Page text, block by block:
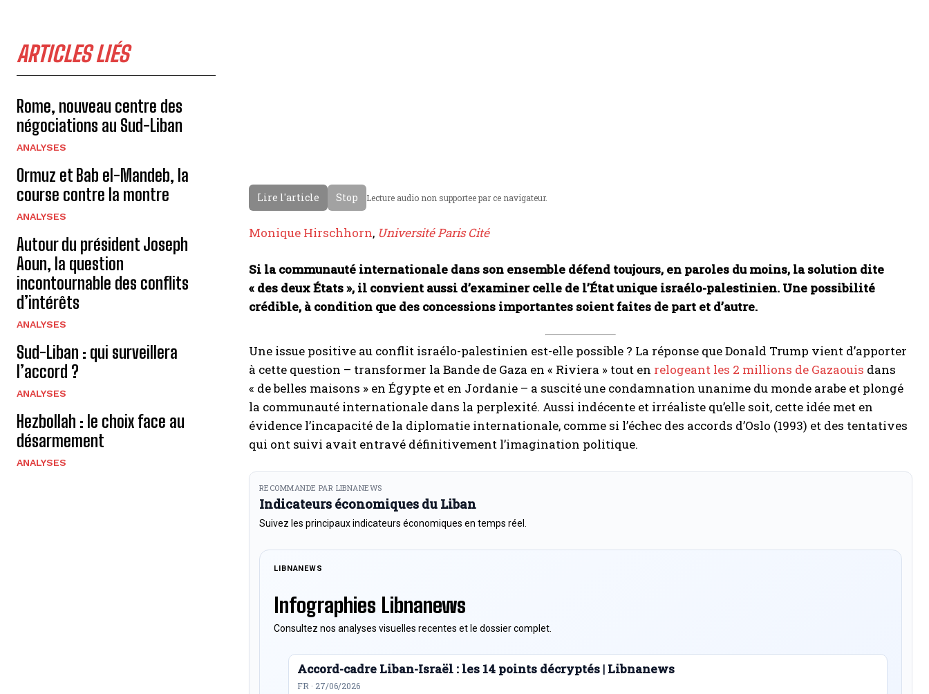
ARTICLES LIÉS
Rome, nouveau centre des
négociations au Sud-Liban
ANALYSES
Ormuz et Bab el-Mandeb, la
course contre la montre
ANALYSES
Autour du président Joseph
Aoun, la question
incontournable des conflits
d’intérêts
ANALYSES
Sud-Liban : qui surveillera
l’accord ?
ANALYSES
Hezbollah : le choix face au
désarmement
ANALYSES
Lire l'article Stop Lecture audio non supportee par ce navigateur.
Monique Hirschhorn, Université Paris Cité
Si la communauté internationale dans son ensemble défend toujours, en paroles du moins, la solution dite
« des deux États », il convient aussi d’examiner celle de l’État unique israélo-palestinien. Une possibilité
crédible, à condition que des concessions importantes soient faites de part et d’autre.
Une issue positive au conflit israélo-palestinien est-elle possible ? La réponse que Donald Trump vient d’apporter
à cette question – transformer la Bande de Gaza en « Riviera » tout en relogeant les 2 millions de Gazaouis dans
« de belles maisons » en Égypte et en Jordanie – a suscité une condamnation unanime du monde arabe et plongé
la communauté internationale dans la perplexité. Aussi indécente et irréaliste qu’elle soit, cette idée met en
évidence l’incapacité de la diplomatie internationale, comme si l’échec des accords d’Oslo (1993) et des tentatives
qui ont suivi avait entravé définitivement l’imagination politique.
RECOMMANDE PAR LIBNANEWS
Indicateurs économiques du Liban
Suivez les principaux indicateurs économiques en temps réel.
LIBNANEWS
Infographies Libnanews
Consultez nos analyses visuelles recentes et le dossier complet.
Accord-cadre Liban-Israël : les 14 points décryptés | Libnanews
FR · 27/06/2026